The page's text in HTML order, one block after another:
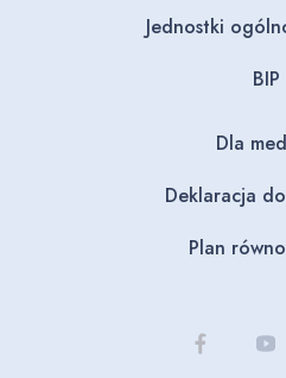
Jednostki
BIP
Dla
Deklaracja
Plan